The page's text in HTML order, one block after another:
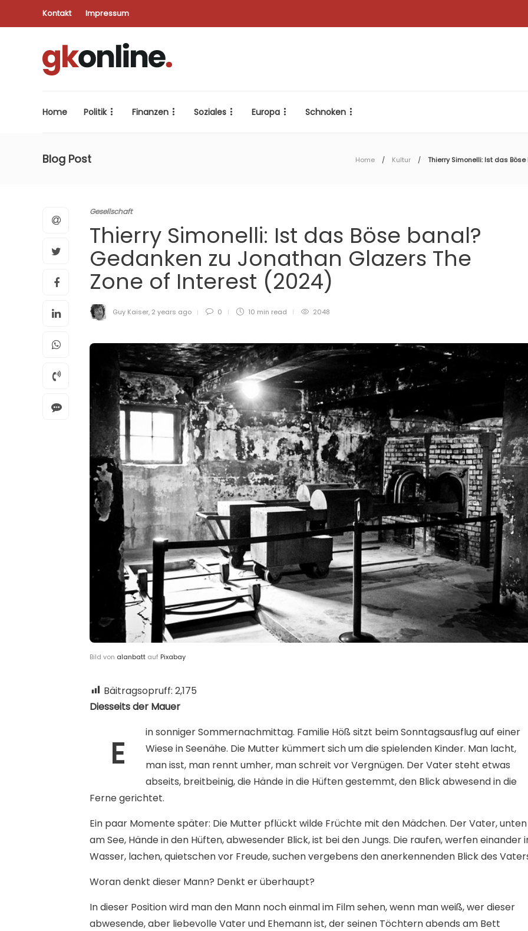
Kontakt Impressum
Home Politik Finanzen Soziales Europa Schnoken
Blog Post Home Kultur Thierry Simonelli: Ist das
Gesellschaft
Thierry Simonelli: Ist das Böse banal?
Gedanken zu Jonathan Glazers The
Zone of Interest (2024)
Guy Kaiser, 2 years ago 0 10 min read 2048
Bild von alanbatt auf Pixabay
Bäitragsopruff: 2,175
Diesseits der Mauer
E
in sonniger Sommernachmittag. Familie Höß sitzt beim Sonntagsausflug auf einer
Wiese in Seenähe. Die Mutter kümmert sich um die spielenden Kinder. Man lacht,
man isst, man rennt umher, man schreit vor Vergnügen. Der Vater steht etwas
abseits, breitbeinig, die Hände in die Hüften gestemmt, den Blick abwesend in die
Ferne gerichtet.
Ein paar Momente später: Die Mutter pflückt wilde Früchte mit den Mädchen. Der Vater, unten
am See, Hände in den Hüften, abwesender Blick, ist bei den Jungs. Die raufen, werfen einander
Wasser, lachen, quietschen vor Freude, suchen vergebens den anerkennenden Blick des
Woran denkt dieser Mann? Denkt er überhaupt?
In dieser Position wird man den Mann noch einmal im Film sehen, wenn man weiß, wer dieser
abwesende, aber liebevolle Vater und Ehemann ist, der seinen Töchtern abends am Bett